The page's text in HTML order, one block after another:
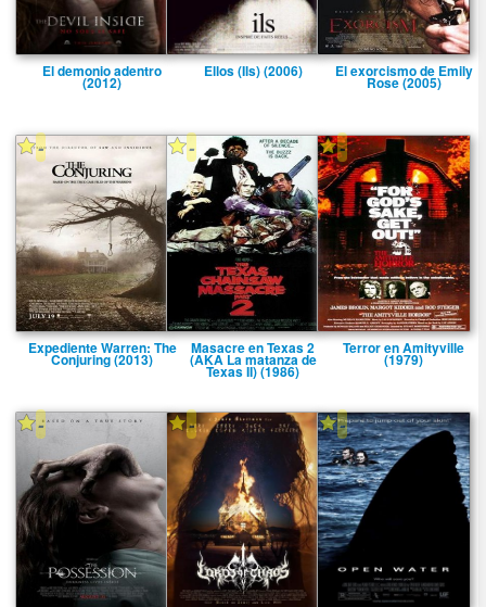
El demonio adentro
(2012)
Ellos (Ils) (2006) El exorcismo de Emily
Rose (2005)
-
Expediente Warren: The
Conjuring (2013)
-
Masacre en Texas 2
(AKA La matanza de
Texas II) (1986)
-
Terror en Amityville
(1979)
- - -